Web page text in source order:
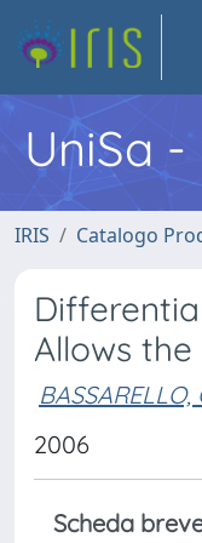
UniSa -
IRIS Catalogo
Allows
2006
Scheda